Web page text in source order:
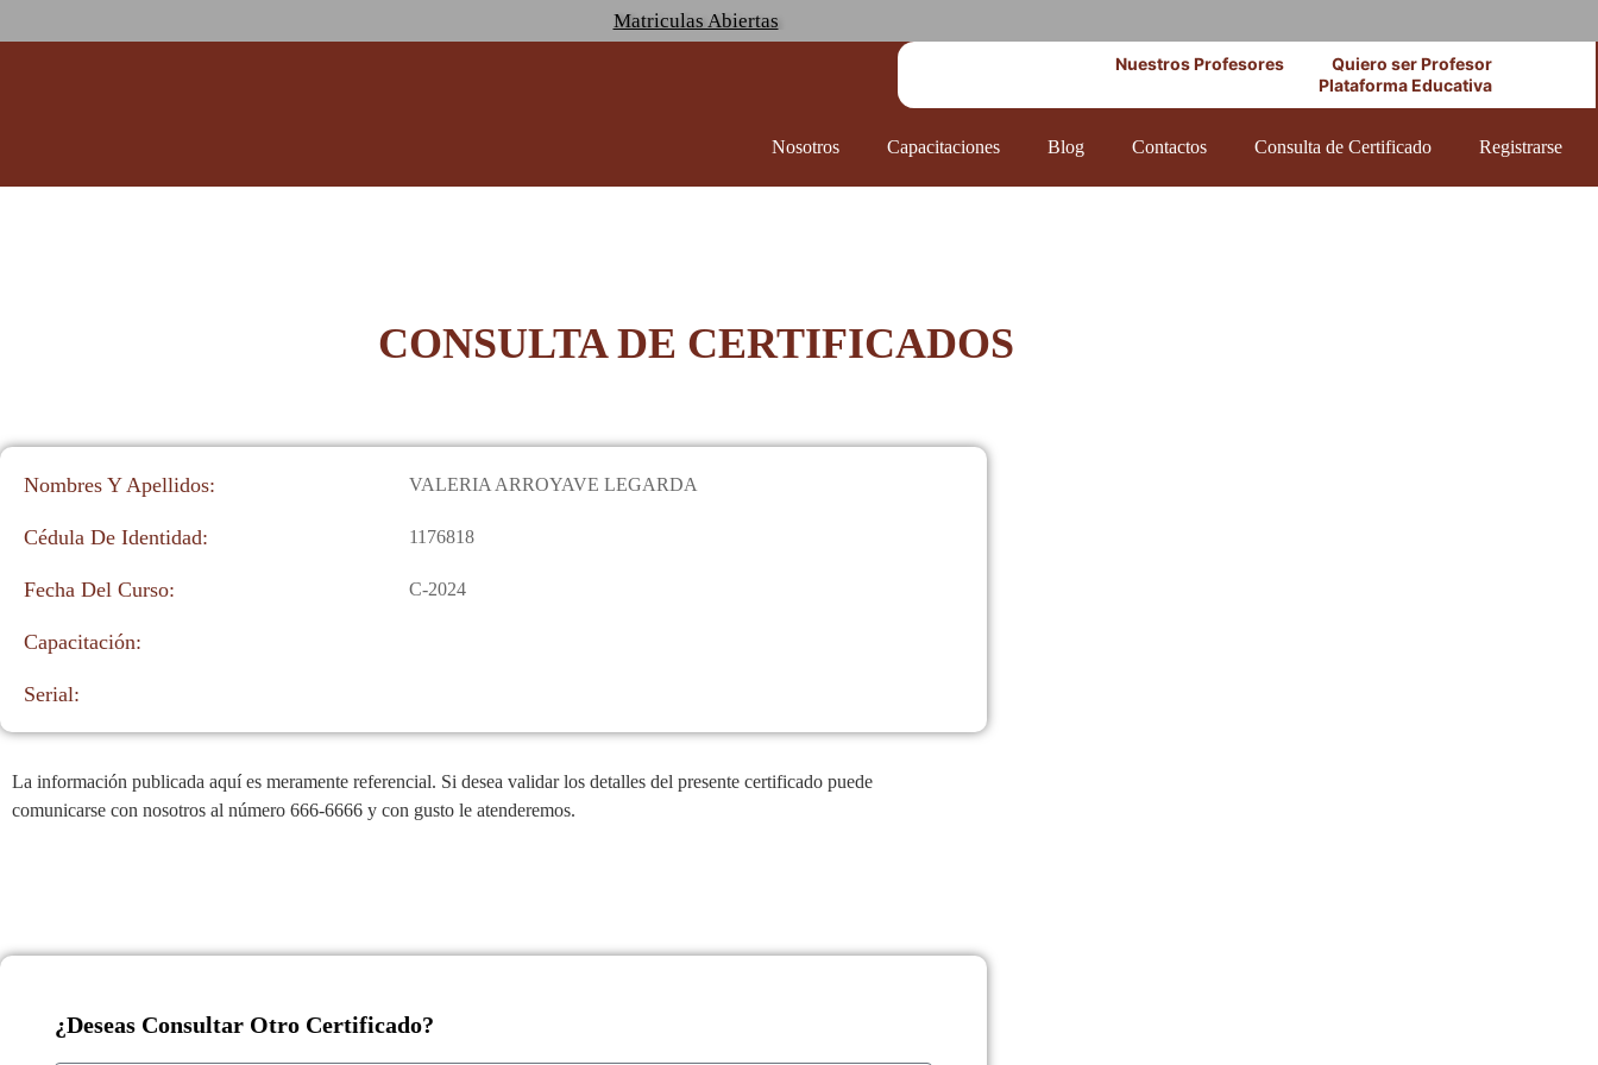
Matriculas Abiertas
Nuestros Profesores
Quiero ser Profesor
Plataforma Educativa
Nosotros Capacitaciones Blog Contactos Consulta de Certificado Registrarse
CONSULTA DE CERTIFICADOS
Nombres Y Apellidos: VALERIA ARROYAVE LEGARDA
Cédula De Identidad: 1176818
Fecha Del Curso: C-2024
Capacitación:
Serial:
La información publicada aquí es meramente referencial. Si desea validar los detalles del presente certificado puede
comunicarse con nosotros al número 666-6666 y con gusto le atenderemos.
¿Deseas Consultar Otro Certificado?